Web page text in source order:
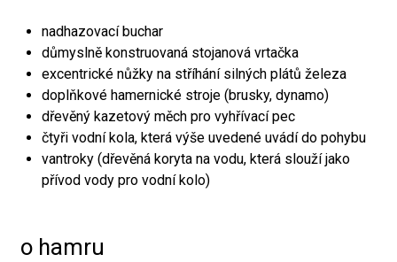
nadhazovací buchar
důmyslně konstruovaná stojanová vrtačka
excentrické nůžky na stříhání silných plátů železa
doplňkové hamernické stroje (brusky, dynamo)
dřevěný kazetový měch pro vyhřívací pec
čtyři vodní kola, která výše uvedené uvádí do pohybu
vantroky (dřevěná koryta na vodu, která slouží jako
přívod vody pro vodní kolo)
o hamru